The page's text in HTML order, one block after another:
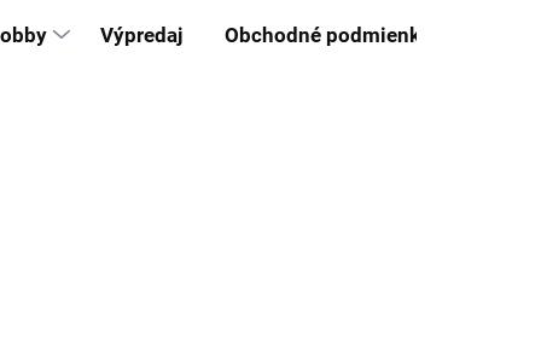
Výpredaj Obchodné podmienky